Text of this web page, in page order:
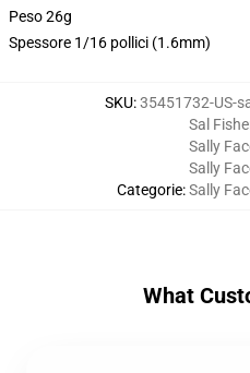
Peso 26g
Spessore 1/16 pollici (1.6mm)
SKU:35451732-US-
Categorie:
Sal
Sally
Sally
Sally
What